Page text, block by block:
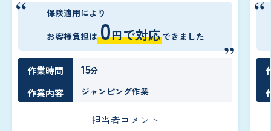
保険適用により
お客様負担は 0円で対応できました
作業時間 15分
作業内容 ジャンピング作業
担当者コメント